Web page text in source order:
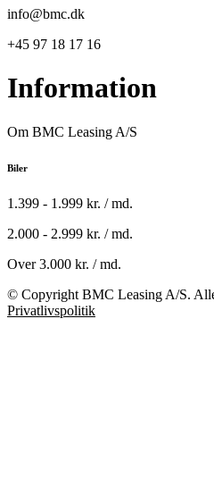
info@bmc.dk
+45 97 18 17 16
Information
Om BMC Leasing A/S
Biler
1.399 - 1.999 kr. / md.
2.000 - 2.999 kr. / md.
Over 3.000 kr. / md.
© Copyright BMC Leasing A/S.
Privatlivspolitik